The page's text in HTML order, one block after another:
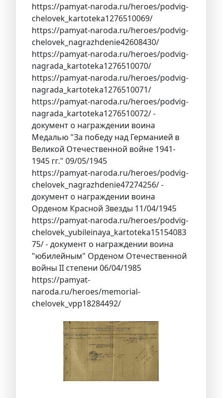
https://pamyat-naroda.ru/heroes/podvig-
chelovek_kartoteka1276510069/
https://pamyat-naroda.ru/heroes/podvig-
chelovek_nagrazhdenie42608430/
https://pamyat-naroda.ru/heroes/podvig-
nagrada_kartoteka1276510070/
https://pamyat-naroda.ru/heroes/podvig-
nagrada_kartoteka1276510071/
https://pamyat-naroda.ru/heroes/podvig-
nagrada_kartoteka1276510072/ -
документ о награждении воина
Медалью "За победу над Германией в
Великой Отечественной войне 1941-
1945 гг." 09/05/1945
https://pamyat-naroda.ru/heroes/podvig-
chelovek_nagrazhdenie47274256/ -
документ о награждении воина
Орденом Красной Звезды 11/04/1945
https://pamyat-naroda.ru/heroes/podvig-
chelovek_yubileinaya_kartoteka15154083
75/ - документ о награждении воина
"юбилейным" Орденом Отечественной
войны II степени 06/04/1985
https://pamyat-
naroda.ru/heroes/memorial-
chelovek_vpp18284492/